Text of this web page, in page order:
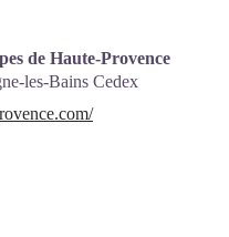
de Haute-Provence
les-Bains Cedex